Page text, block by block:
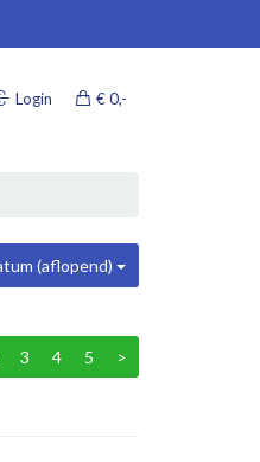
Login € 0,-
leeg.
(aflopend)
3 4 5 >